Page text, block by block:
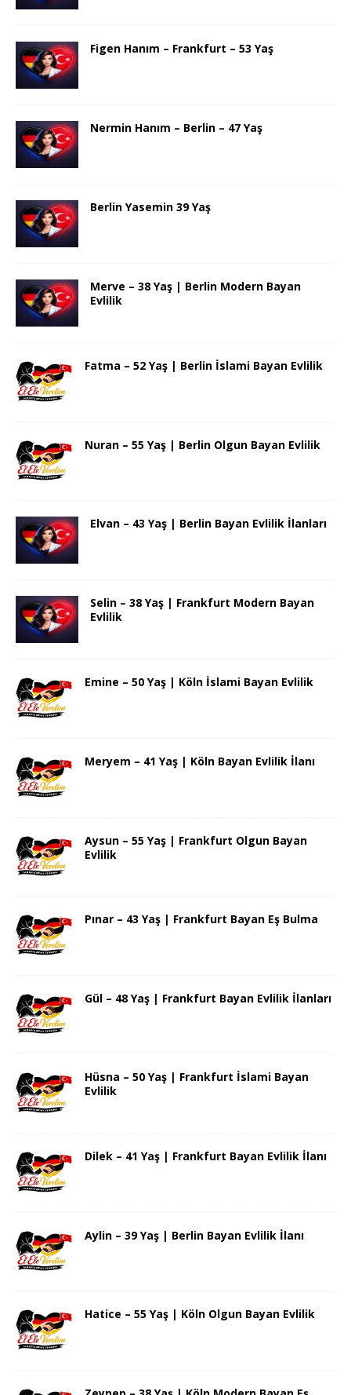
Figen Hanım – Frankfurt – 53 Yaş
Nermin Hanım – Berlin – 47 Yaş
Berlin Yasemin 39 Yaş
Merve – 38 Yaş | Berlin Modern Bayan
Evlilik
Fatma – 52 Yaş | Berlin İslami Bayan Evlilik
Nuran – 55 Yaş | Berlin Olgun Bayan Evlilik
Elvan – 43 Yaş | Berlin Bayan Evlilik İlanları
Selin – 38 Yaş | Frankfurt Modern Bayan
Evlilik
Emine – 50 Yaş | Köln İslami Bayan Evlilik
Meryem – 41 Yaş | Köln Bayan Evlilik İlanı
Aysun – 55 Yaş | Frankfurt Olgun Bayan
Evlilik
Pınar – 43 Yaş | Frankfurt Bayan Eş Bulma
Gül – 48 Yaş | Frankfurt Bayan Evlilik İlanları
Hüsna – 50 Yaş | Frankfurt İslami Bayan
Evlilik
Dilek – 41 Yaş | Frankfurt Bayan Evlilik İlanı
Aylin – 39 Yaş | Berlin Bayan Evlilik İlanı
Hatice – 55 Yaş | Köln Olgun Bayan Evlilik